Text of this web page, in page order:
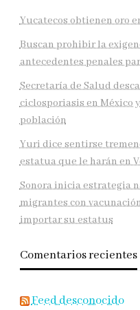
Yucatecos obtienen oro
Buscan prohibir la
antecedentes penales
Secretaría de Salud
ciclosporiasis en México
población
Yuri dice sentirse
estatua que le harán en
Sonora inicia estrategia
migrantes con
importar su estatus
Comentarios recientes
Feed desconocido